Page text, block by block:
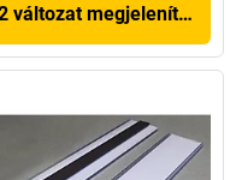
változat megjelenítése